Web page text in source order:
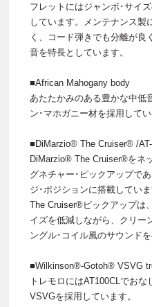
フレットにはジャンボ･サイ
しています。メンテナンス製
く、コード弾きでも分離が良
音を特長としています。
■African Mahogany body
あたたかみのある豊かな中低
ン･マホガニー材を採用してい
■DiMarzio® The Cruiser® /
DiMarzio® The Cruiser®をネ
グネチャー･ピックアップで
ジ･ポジションに搭載していま
The Cruiser®ピックアップは
イズを低減しながら、クリー
ングル･コイル風のサウンドを
■Wilkinson®-Gotoh® VSVG
トレモロにはAT100CLでお
VSVGを採用しています。